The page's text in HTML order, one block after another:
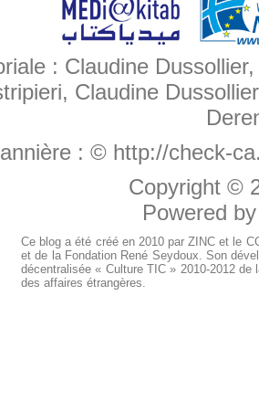
: Claudine
Claudine
: © http://check-
Copyright ©
Powered
Ce blog a été créé en 2010 par ZINC et le
et de la Fondation René Seydoux. Son
décentralisée « Culture TIC » 2010-2012
des affaires étrangères.